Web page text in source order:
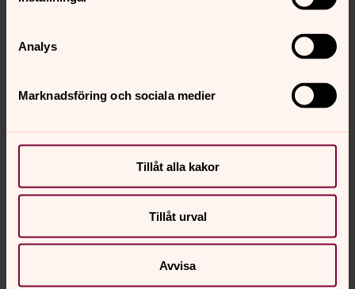
Analys
Marknadsföring och sociala medier
Tillåt alla kakor
Tillåt urval
Avvisa